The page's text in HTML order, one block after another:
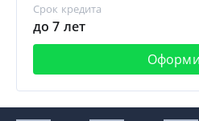
Срок кредита
до 7 лет